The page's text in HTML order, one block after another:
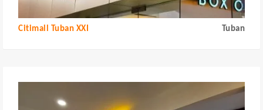
Citimall Tuban XXI Tuban